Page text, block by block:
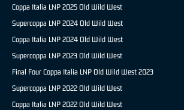
Coppa Italia LNP 2025 Old Wild West
Supercoppa LNP 2024 Old Wild West
Coppa Italia LNP 2024 Old Wild West
Supercoppa LNP 2023 Old Wild West
Final Four Coppa Italia LNP Old Wild West 2023
Supercoppa LNP 2022 Old Wild West
Coppa Italia LNP 2022 Old Wild West